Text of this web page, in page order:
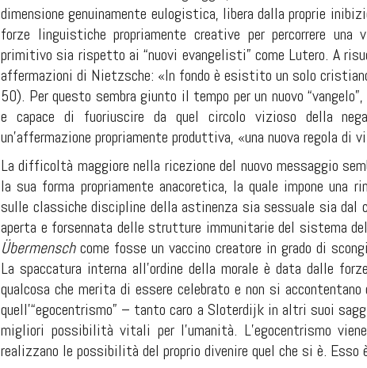
dimensione genuinamente eulogistica, libera dalla proprie
forze linguistiche propriamente creative per percorrere
primitivo sia rispetto ai “nuovi evangelisti” come Lutero. A
affermazioni di Nietzsche: «In fondo è esistito un solo
50). Per questo sembra giunto il tempo perun nuovo
e capace di fuoriuscire da quel circolo vizioso della
un’affermazione propriamente produttiva, «una nuova regola di
La difficoltà maggiore nella ricezione del nuovo messaggio
la sua forma propriamente anacoretica, la quale impone
sulle classiche discipline della astinenza sia sessuale sia dal
aperta e forsennata delle strutture immunitarie del sistema
Übermenschcome fosse un vaccino creatore in grado di
La spaccatura interna all’ordine della morale è data dalle
qualcosa che merita di essere celebrato e non si
quell’“egocentrismo” – tanto caro a Sloterdijk in altri suoi
migliori possibilità vitali per l’umanità. L’egocentrismo
realizzano le possibilità del proprio divenire quel che si è.